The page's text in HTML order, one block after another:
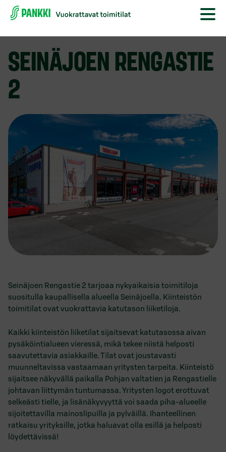
SEINÄJOEN RENGASTIE
2
Seinäjoen Rengastie 2 tarjoaa nykyaikaisia toimitiloja
suositulla kaupallisella alueella Seinäjoella. Kiinteistön
toimitilat ovat vuokrattavia katutason liiketiloja.
Kaikki kiinteistön liiketilat sijaitsevat katutasossa aivan
pysäköintialueen vieressä, mikä tekee niistä helposti
saavutettavia asiakkaille. Tilat ovat joustavasti
muunneltavissa vastaamaan yritysten tarpeita. Kiinteistö
sijaitsee näkyvällä paikalla Pohjan valtatien ja Rengastielle
johtavan liittymän tuntumassa. Yritysten logot erottuvat
selkeästi tielle, ja lisänäkyvyyttä voi saada piha-alueelle
sijoitettavilla mainoslipuilla ja pylväillä. Ihanteellinen
ratkaisu yrityksille, jotka haluavat olla esillä ja helposti
löydettävissä!